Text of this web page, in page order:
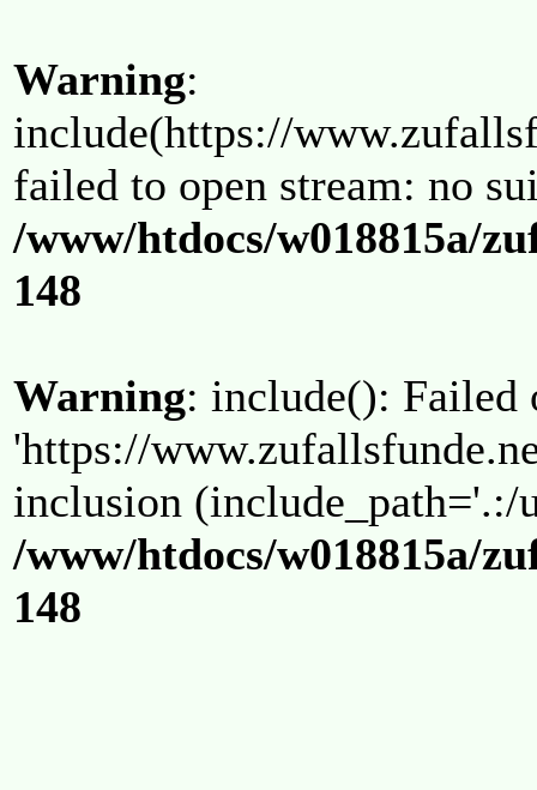
Warning:
include(https://
failed to open stream: no
/www/htdocs/w018815a/
148
Warning: include(): Failed
'https://
inclusion (include_path='.:/
/www/htdocs/w018815a/
148